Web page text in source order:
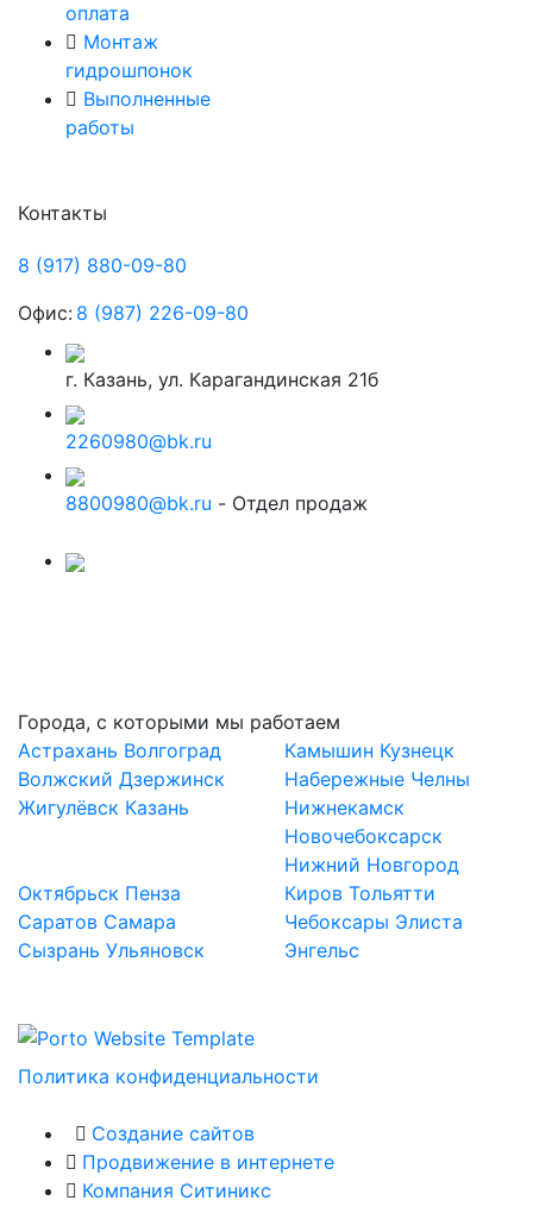
оплата
Монтаж
гидрошпонок
Выполненные
работы
Контакты
8 (917) 880-09-80
Офис: 8 (987) 226-09-80
г. Казань, ул. Карагандинская 21б
2260980@bk.ru
8800980@bk.ru - Отдел продаж
Города, с которыми мы работаем
Астрахань Волгоград
Волжский Дзержинск
Жигулёвск Казань
Камышин Кузнецк
Набережные Челны
Нижнекамск
Новочебоксарск
Нижний Новгород
Октябрьск Пенза
Саратов Самара
Сызрань Ульяновск
Киров Тольятти
Чебоксары Элиста
Энгельс
Политика конфиденциальности
Создание сайтов
Продвижение в интернете
Компания Ситиникс